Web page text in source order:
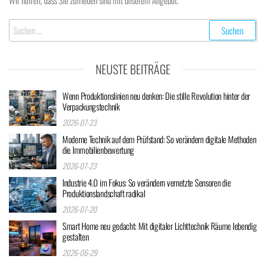
Suchen
nach:
NEUSTE BEITRÄGE
Wenn Produktionslinien neu denken: Die stille Revolution hinter der
Verpackungstechnik
2026-07-23
Moderne Technik auf dem Prüfstand: So verändern digitale Methoden
die Immobilienbewertung
2026-07-23
Industrie 4.0 im Fokus: So verändern vernetzte Sensoren die
Produktionslandschaft radikal
2026-07-20
Smart Home neu gedacht: Mit digitaler Lichttechnik Räume lebendig
gestalten
2026-06-29